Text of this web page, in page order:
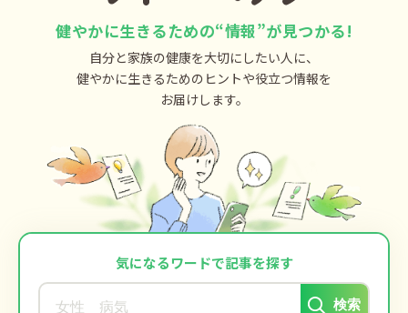
健やかに生きるための“情報”が見つかる!
自分と家族の健康を大切にしたい人に、
健やかに生きるためのヒントや役立つ情報を
お届けします。
気になるワードで記事を探す
検索